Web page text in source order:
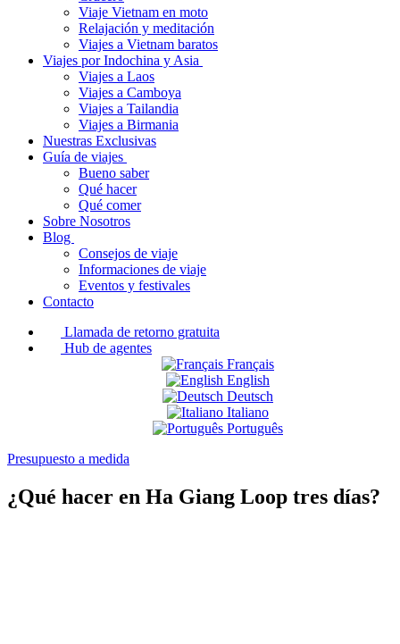
Viaje Vietnam en moto
Relajación y meditación
Viajes a Vietnam baratos
Viajes por Indochina y Asia
Viajes a Laos
Viajes a Camboya
Viajes a Tailandia
Viajes a Birmania
Nuestras Exclusivas
Guía de viajes
Bueno saber
Qué hacer
Qué comer
Sobre Nosotros
Blog
Consejos de viaje
Informaciones de viaje
Eventos y festivales
Contacto
Llamada de retorno gratuita
Hub de agentes
Français
English
Deutsch
Italiano
Português
Presupuesto a medida
¿Qué hacer en Ha Giang Loop tres días?